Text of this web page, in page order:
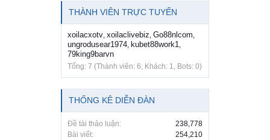
THÀNH VIÊN TRỰC TUYẾN
xoilacxotv xoilaclivebiz Go88nlcom
ungrodusear1974 kubet88work1
79king9barvn
Tổng: 7 (Thành viên: 6, Khách: 1, Bots: 0)
THỐNG KÊ DIỄN ĐÀN
Đề tài thảo luận:
238,778
Bài viết:
254,210